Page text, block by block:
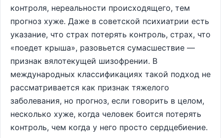
контроля, нереальности происходящего, тем
прогноз хуже. Даже в советской психиатрии есть
указание, что страх потерять контроль, страх, что
«поедет крыша», разовьется сумасшествие —
признак вялотекущей шизофрении. В
международных классификациях такой подход не
рассматривается как признак тяжелого
заболевания, но прогноз, если говорить в целом,
несколько хуже, когда человек боится потерять
контроль, чем когда у него просто сердцебиение.